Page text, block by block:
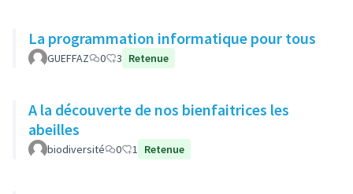
La programmation informatique pour tous
GUEFFAZ 0 3 Retenue
A la découverte de nos bienfaitrices les
abeilles
biodiversité 0 1 Retenue